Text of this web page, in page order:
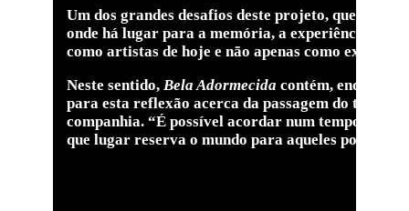
Um dos grandes desafios deste projeto, que
onde há lugar para a memória, a experiência.
como artistas de hoje e não apenas como
Neste sentido, Bela Adormecida contém, enquanto
para esta reflexão acerca da passagem do tempo.
companhia. “É possível acordar num tempo que
que lugar reserva o mundo para aqueles por